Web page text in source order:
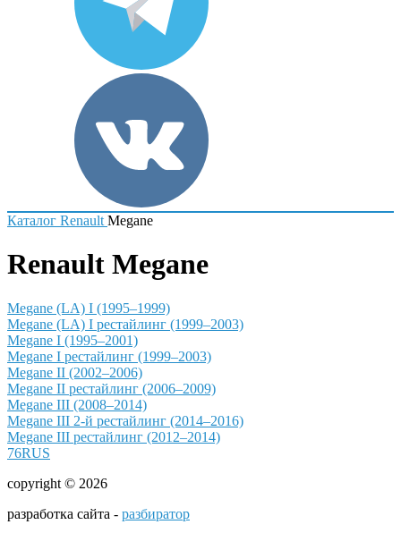
Каталог Renault Megane
Renault Megane
Megane (LA) I (1995–1999)
Megane (LA) I рестайлинг (1999–2003)
Megane I (1995–2001)
Megane I рестайлинг (1999–2003)
Megane II (2002–2006)
Megane II рестайлинг (2006–2009)
Megane III (2008–2014)
Megane III 2-й рестайлинг (2014–2016)
Megane III рестайлинг (2012–2014)
76RUS
copyright © 2026
разработка сайта - разбиратор